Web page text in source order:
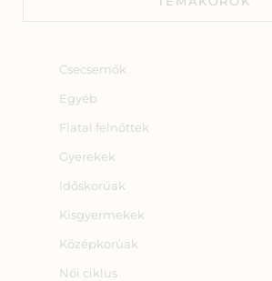
Csecsemők
Egyéb
Fiatal felnőttek
Gyerekek
Időskorúak
Kisgyermekek
Középkorúak
Női ciklus